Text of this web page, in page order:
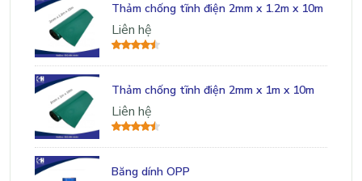
Thảm chống tĩnh điện 2mm x 1.2m x 10m
Liên hệ
Thảm chống tĩnh điện 2mm x 1m x 10m
Liên hệ
Băng dính OPP